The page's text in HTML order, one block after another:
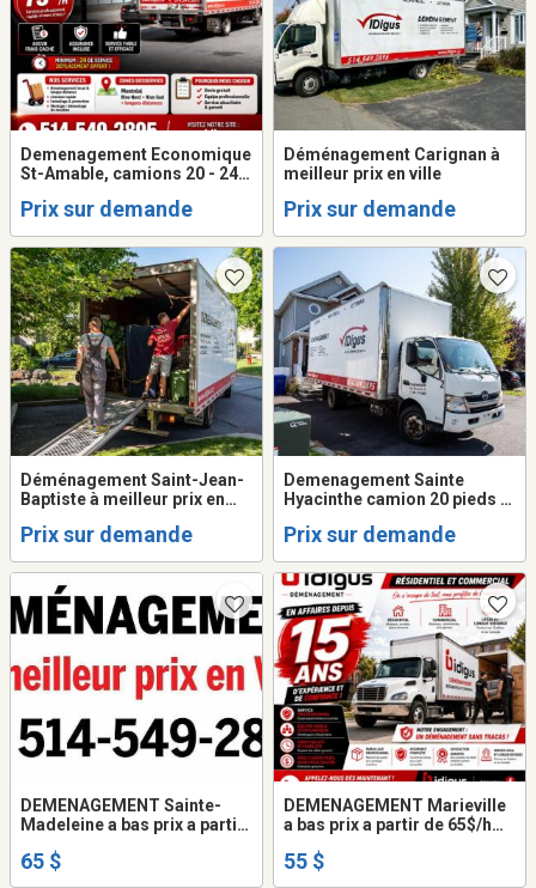
Demenagement Economique
St-Amable, camions 20 - 24
frais gas - disel inclus dans
Prix sur demande
Déménagement Carignan à
meilleur prix en ville
Prix sur demande
Déménagement Saint-Jean-
Baptiste à meilleur prix en
Prix sur demande
Demenagement Sainte
Hyacinthe camion 20 pieds +
2895
Prix sur demande
DEMENAGEMENT Sainte-
Madeleine a bas prix a partir
pieds +2 demenageurs. 514-
549-2895
65 $
DEMENAGEMENT Marieville
a bas prix a partir de 65$/h
demenageurs. 514-549-2895
55 $